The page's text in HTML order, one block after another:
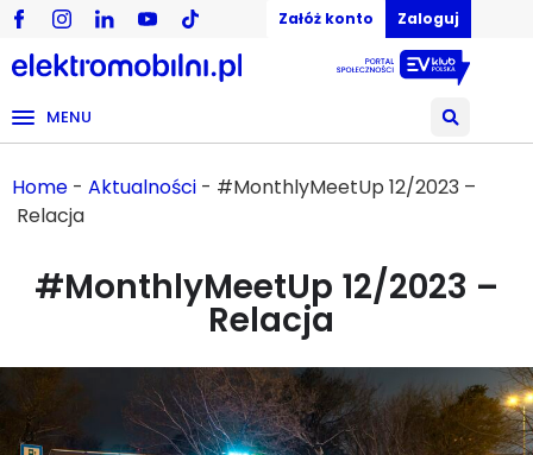
Załóż konto Zaloguj
MENU
Home - Aktualności - #MonthlyMeetUp 12/2023 –
Relacja
#MonthlyMeetUp 12/2023 –
Relacja